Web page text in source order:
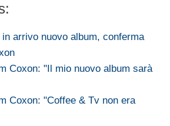
in arrivo nuovo album, conferma
Coxon: "Il mio nuovo album sarà
Coxon: "Coffee & Tv non era